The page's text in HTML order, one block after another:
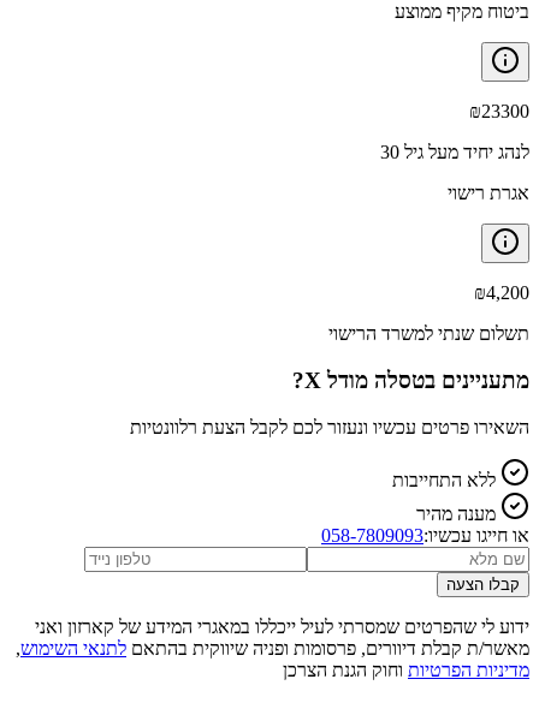
ביטוח מקיף ממוצע
₪23300
לנהג יחיד מעל גיל 30
אגרת רישוי
₪4,200
תשלום שנתי למשרד הרישוי
מתעניינים בטסלה מודל X ?
השאירו פרטים עכשיו ונעזור לכם לקבל הצעת רלוונטיות
ללא התחייבות
מענה מהיר
או חייגו עכשיו:058-7809093
קבלו הצעה
ידוע לי שהפרטים שמסרתי לעיל ייכללו במאגרי המידע של קארזון ואני
מאשר/ת קבלת דיוורים, פרסומות ופניה שיווקית בהתאם לתנאי השימוש,
מדיניות הפרטיות וחוק הגנת הצרכן